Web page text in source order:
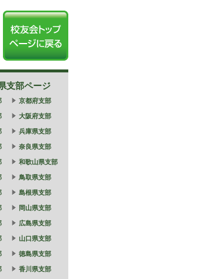
支部ページ
京都府支部
大阪府支部
兵庫県支部
奈良県支部
和歌山県支部
鳥取県支部
島根県支部
岡山県支部
広島県支部
山口県支部
徳島県支部
香川県支部